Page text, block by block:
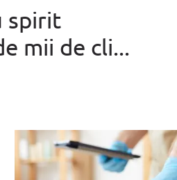
spirit
mii de cli...